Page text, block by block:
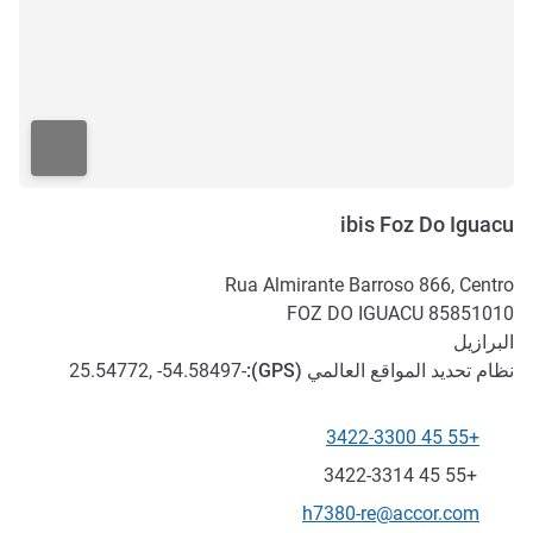
ibis Foz Do Iguacu
Rua Almirante Barroso 866, Centro
85851010
FOZ DO IGUACU
البرازيل
نظام تحديد المواقع العالمي (GPS
):
-25.54772, -54.58497
الهاتف
+55 45 3422-3300
فاكس
+55 45 3422-3314
تواصل معنا عبر البريد الإلكتروني
h7380-re@accor.com